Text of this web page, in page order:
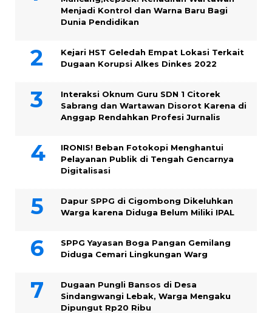
Menjadi Kontrol dan Warna Baru Bagi
Dunia Pendidikan
Kejari HST Geledah Empat Lokasi Terkait
Dugaan Korupsi Alkes Dinkes 2022
Interaksi Oknum Guru SDN 1 Citorek
Sabrang dan Wartawan Disorot Karena di
Anggap Rendahkan Profesi Jurnalis
IRONIS! Beban Fotokopi Menghantui
Pelayanan Publik di Tengah Gencarnya
Digitalisasi
Dapur SPPG di Cigombong Dikeluhkan
Warga karena Diduga Belum Miliki IPAL
SPPG Yayasan Boga Pangan Gemilang
Diduga Cemari Lingkungan Warg
Dugaan Pungli Bansos di Desa
Sindangwangi Lebak, Warga Mengaku
Dipungut Rp20 Ribu